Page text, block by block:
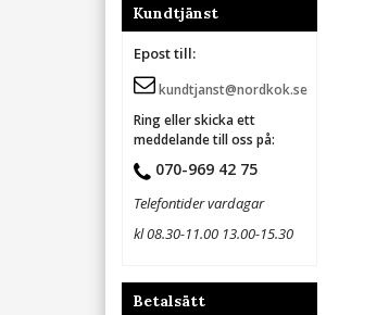
Kundtjänst
Epost till:
kundtjanst@nordkok.se
Ring eller skicka ett
meddelande till oss på:
070-969 42 75
Telefontider vardagar
kl 08.30-11.00 13.00-15.30
Betalsätt